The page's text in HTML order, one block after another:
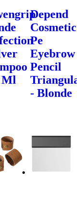
Ml
Depend
Cosmetic
Pe
Eyebrow
Pencil
- Blonde